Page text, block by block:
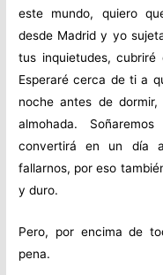
este mundo, quiero
desde Madrid y yo
tus inquietudes,
Esperaré cerca de ti a
noche antes de
almohada.
convertirá en un día
fallarnos, por eso
y duro.
Pero, por encima de
pena.